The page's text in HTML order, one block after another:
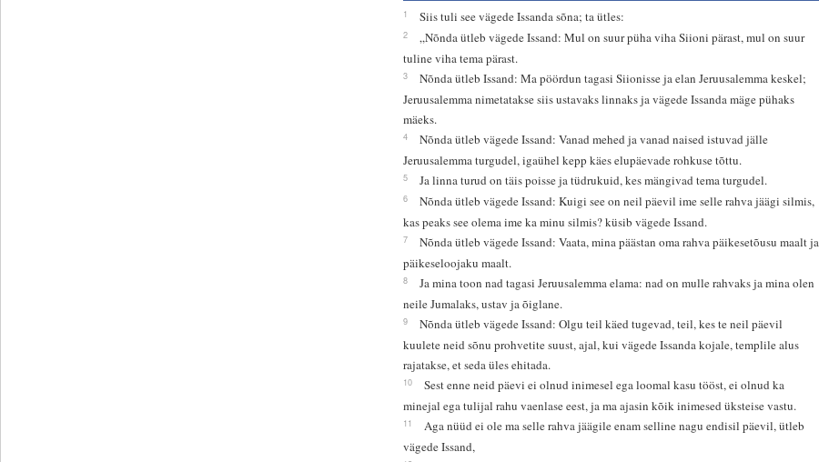
1 Siis tuli see vägede Issanda sõna; ta ütles:
2
„Nõnda ütleb vägede Issand: Mul on suur püha viha Siioni pärast, mul on suur
tuline viha tema pärast.
3
Nõnda ütleb Issand: Ma pöördun tagasi Siionisse ja elan Jeruusalemma keskel;
Jeruusalemma nimetatakse siis ustavaks linnaks ja vägede Issanda mäge pühaks
mäeks.
4
Nõnda ütleb vägede Issand: Vanad mehed ja vanad naised istuvad jälle
Jeruusalemma turgudel, igaühel kepp käes elupäevade rohkuse tõttu.
5 Ja linna turud on täis poisse ja tüdrukuid, kes mängivad tema turgudel.
6
Nõnda ütleb vägede Issand: Kuigi see on neil päevil ime selle rahva jäägi silmis,
kas peaks see olema ime ka minu silmis? küsib vägede Issand.
7
Nõnda ütleb vägede Issand: Vaata, mina päästan oma rahva päikesetõusu maalt ja
päikeseloojaku maalt.
8
Ja mina toon nad tagasi Jeruusalemma elama: nad on mulle rahvaks ja mina olen
neile Jumalaks, ustav ja õiglane.
9
Nõnda ütleb vägede Issand: Olgu teil käed tugevad, teil, kes te neil päevil
kuulete neid sõnu prohvetite suust, ajal, kui vägede Issanda kojale, templile alus
rajatakse, et seda üles ehitada.
10
Sest enne neid päevi ei olnud inimesel ega loomal kasu tööst, ei olnud ka
minejal ega tulijal rahu vaenlase eest, ja ma ajasin kõik inimesed üksteise vastu.
11
Aga nüüd ei ole ma selle rahva jäägile enam selline nagu endisil päevil, ütleb
vägede Issand,